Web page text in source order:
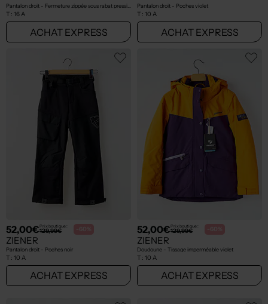
T : 16 A
ACHAT EXPRESS
Pantalon droit - Poches violet
T : 10 A
ACHAT EXPRESS
52,00€Prix boutique :
129,99€ -60%
ZIENER
Pantalon droit - Poches noir
T : 10 A
ACHAT EXPRESS
52,00€Prix boutique :
129,99€ -60%
ZIENER
Doudoune - Tissage imperméable violet
T : 10 A
ACHAT EXPRESS